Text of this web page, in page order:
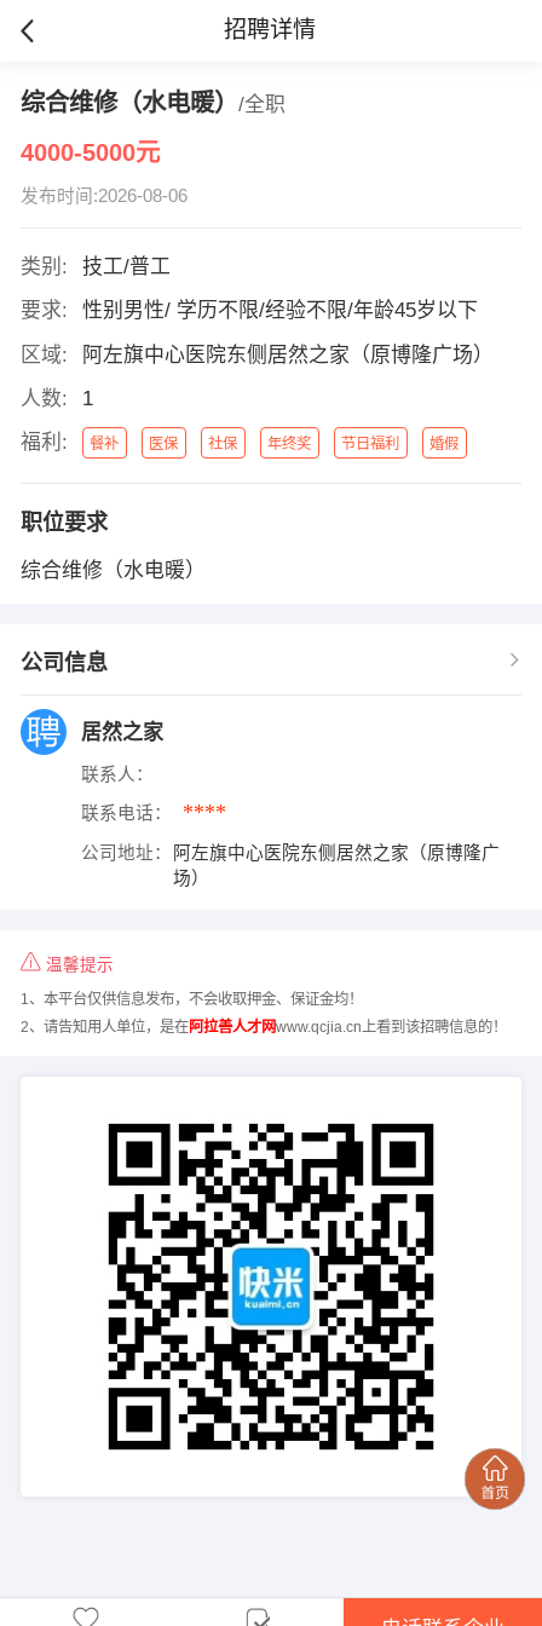
招聘详情
综合维修（水电暖） /全职
4000-5000元
发布时间:2026-08-06
类别:
技工/普工
要求:
性别男性/ 学历不限/经验不限/年龄45岁以下
区域:
阿左旗中心医院东侧居然之家（原博隆广场）
人数:
1
福利:
餐补 医保 社保 年终奖 节日福利 婚假
职位要求
综合维修（水电暖）
公司信息
居然之家
联系人：
联系电话： ****
公司地址：
阿左旗中心医院东侧居然之家（原博隆广
场）
温馨提示
1、本平台仅供信息发布，不会收取押金、保证金均！
2、请告知用人单位，是在阿拉善人才网www.qcjia.cn上看到该招聘信息的！